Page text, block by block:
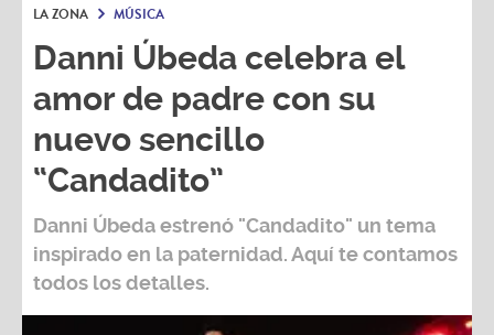
LA ZONA MÚSICA
Danni Úbeda celebra el
amor de padre con su
nuevo sencillo
“Candadito”
Danni Úbedaestrenó "Candadito" un tema
inspirado en la paternidad. Aquí te contamos
todos los detalles.